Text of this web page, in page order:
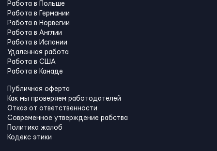
Работа в Польше
Работа в Германии
Работа в Норвегии
Работа в Англии
Работа в Испании
Удаленная работа
Работа в США
Работа в Канадe
Публичная оферта
Как мы проверяем работодателей
Отказ от ответственности
Современное утверждение рабства
Политика жалоб
Кодекс этики